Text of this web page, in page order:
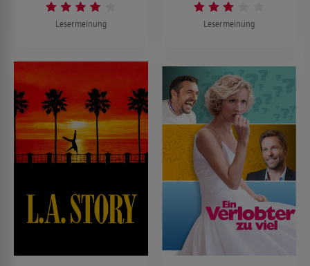
Lesermeinung Lesermeinung